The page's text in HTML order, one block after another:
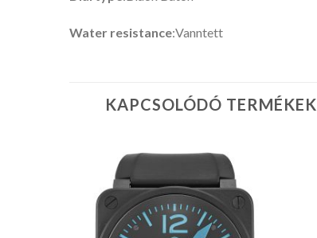
Water resistance:Vanntett
KAPCSOLÓDÓ TERMÉKEK